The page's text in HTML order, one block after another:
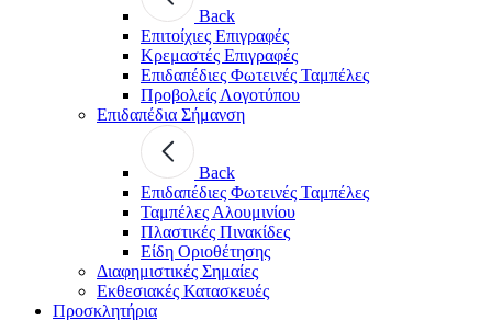
Back
Επιτοίχιες Επιγραφές
Κρεμαστές Επιγραφές
Επιδαπέδιες Φωτεινές Ταμπέλες
Προβολείς Λογοτύπου
Επιδαπέδια Σήμανση
Back
Επιδαπέδιες Φωτεινές Ταμπέλες
Ταμπέλες Αλουμινίου
Πλαστικές Πινακίδες
Είδη Οριοθέτησης
Διαφημιστικές Σημαίες
Εκθεσιακές Κατασκευές
Προσκλητήρια